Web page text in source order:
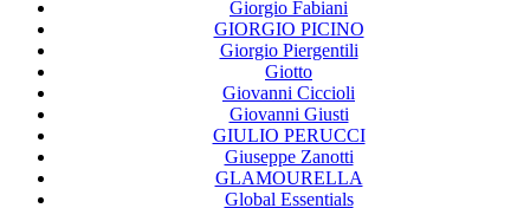
Giorgio Fabiani
GIORGIO PICINO
Giorgio Piergentili
Giotto
Giovanni Ciccioli
Giovanni Giusti
GIULIO PERUCCI
Giuseppe Zanotti
GLAMOURELLA
Global Essentials